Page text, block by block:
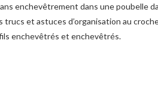
enchevêtrement dans une poubelle
trucs et astuces d’organisation au
fils enchevêtrés et enchevêtrés.